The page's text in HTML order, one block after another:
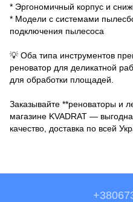
* Эргономичный корпус и
* Модели с системами
подключения пылесоса
💡 Оба типа инструментов
реноватор для деликатной
для обработки площадей.
Заказывайте **реноваторы и
магазине KVADRAT —
качество, доставка по всей